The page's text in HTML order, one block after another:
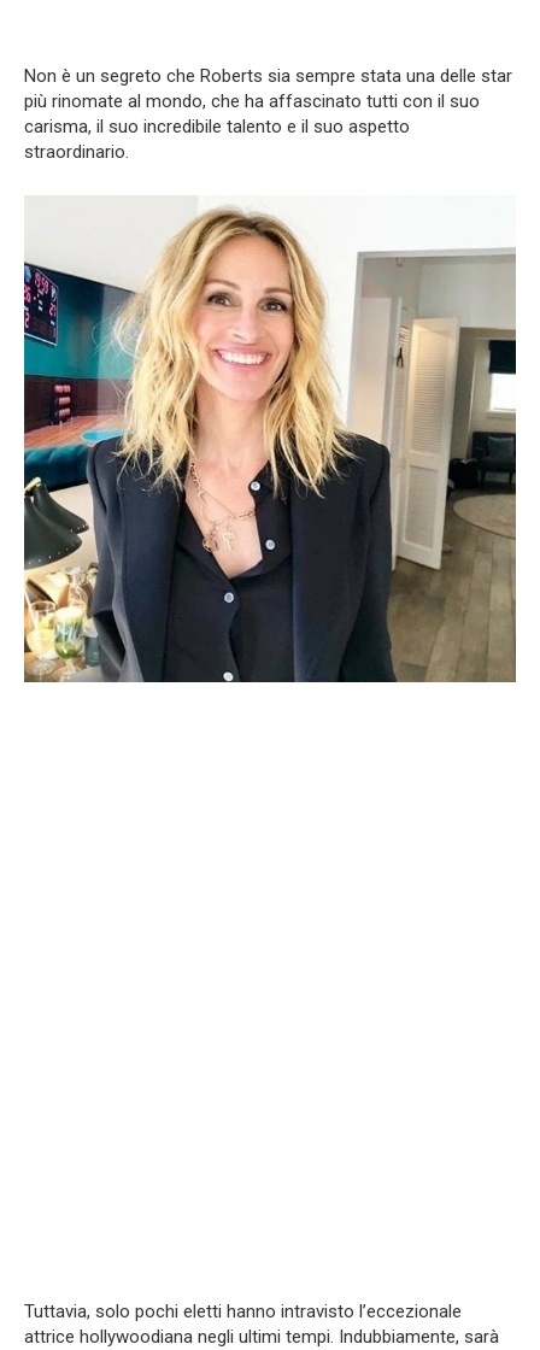
Non è un segreto che Roberts sia sempre stata una delle star
più rinomate al mondo, che ha affascinato tutti con il suo
carisma, il suo incredibile talento e il suo aspetto
straordinario.
Tuttavia, solo pochi eletti hanno intravisto l’eccezionale
attrice hollywoodiana negli ultimi tempi. Indubbiamente, sarà